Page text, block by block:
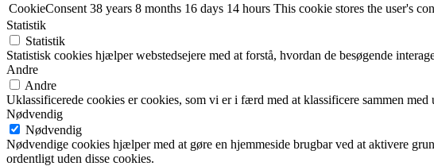
CookieConsent 38 years 8 months 16 days 14 hours This cookie stores the user's
Statistik
Statistik
Statistisk cookies hjælper webstedsejere med at forstå, hvordan de besøgende
Andre
Andre
Uklassificerede cookies er cookies, som vi er i færd med at klassificere sammen med
Nødvendig
Nødvendig
Nødvendige cookies hjælper med at gøre en hjemmeside brugbar ved at aktivere
ordentligt uden disse cookies.